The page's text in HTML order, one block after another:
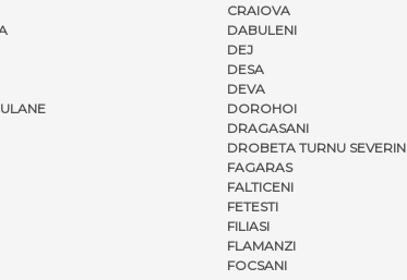
CRAIOVA
DABULENI
DEJ
DESA
DEVA
DOROHOI
DRAGASANI
DROBETA TURNU SEVERIN
FAGARAS
FALTICENI
FETESTI
FILIASI
FLAMANZI
FOCSANI